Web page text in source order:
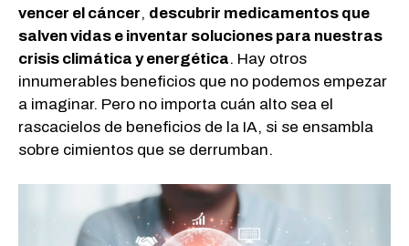
vencer el cáncer, descubrir medicamentos que
salven vidas e inventar soluciones para nuestras
crisis climática y energética. Hay otros
innumerables beneficios que no podemos empezar
a imaginar. Pero no importa cuán alto sea el
rascacielos de beneficios de la IA, si se ensambla
sobre cimientos que se derrumban.